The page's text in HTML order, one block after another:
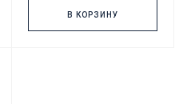
В КОРЗИНУ